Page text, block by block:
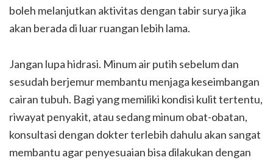
boleh melanjutkan aktivitas dengan tabir surya jika
akan berada di luar ruangan lebih lama.
Jangan lupa hidrasi. Minum air putih sebelum dan
sesudah berjemur membantu menjaga keseimbangan
cairan tubuh. Bagi yang memiliki kondisi kulit tertentu,
riwayat penyakit, atau sedang minum obat-obatan,
konsultasi dengan dokter terlebih dahulu akan sangat
membantu agar penyesuaian bisa dilakukan dengan